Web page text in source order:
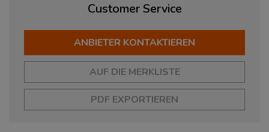
Customer Service
ANBIETER KONTAKTIEREN
AUF DIE MERKLISTE
PDF EXPORTIEREN